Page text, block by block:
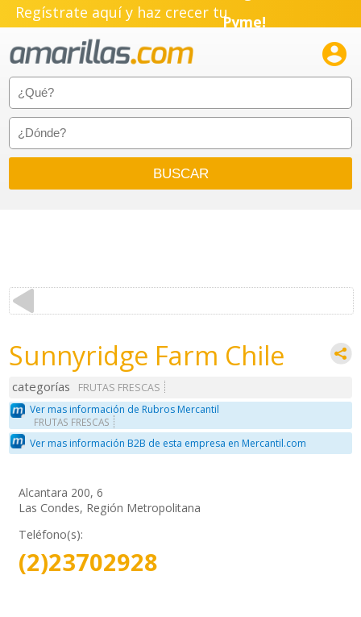
Regístrate aquí y haz crecer tuPyme!
Emprendimiento!

Sunnyridge Farm Chile
categorías
FRUTAS FRESCAS
Ver mas información de Rubros Mercantil
FRUTAS FRESCAS
Ver mas información B2B de esta empresa en Mercantil.com
Alcantara 200, 6
Las Condes, Región Metropolitana
Teléfono(s):
(2)23702928